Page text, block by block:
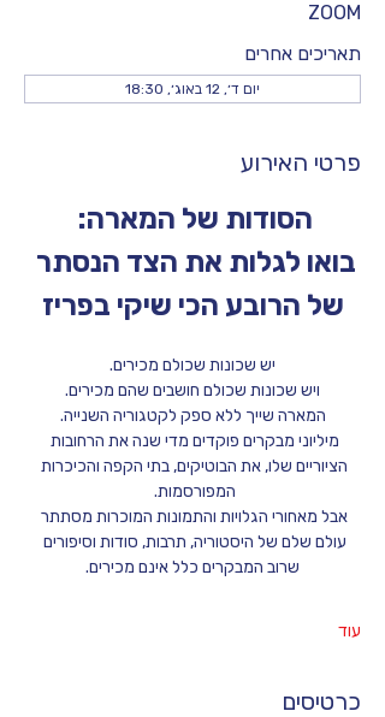
ZOOM
תאריכים אחרים
יום ד׳, 12 באוג׳, 18:30
פרטי האירוע
הסודות של המארה:
בואו לגלות את הצד הנסתר
של הרובע הכי שיקי בפריז
יש שכונות שכולם מכירים.
ויש שכונות שכולם חושבים שהם מכירים.
המארה שייך ללא ספק לקטגוריה השנייה.
מיליוני מבקרים פוקדים מדי שנה את הרחובות
הציוריים שלו, את הבוטיקים, בתי הקפה והכיכרות
המפורסמות.
אבל מאחורי הגלויות והתמונות המוכרות מסתתר
עולם שלם של היסטוריה, תרבות, סודות וסיפורים
שרוב המבקרים כלל אינם מכירים.
עוד
כרטיסים